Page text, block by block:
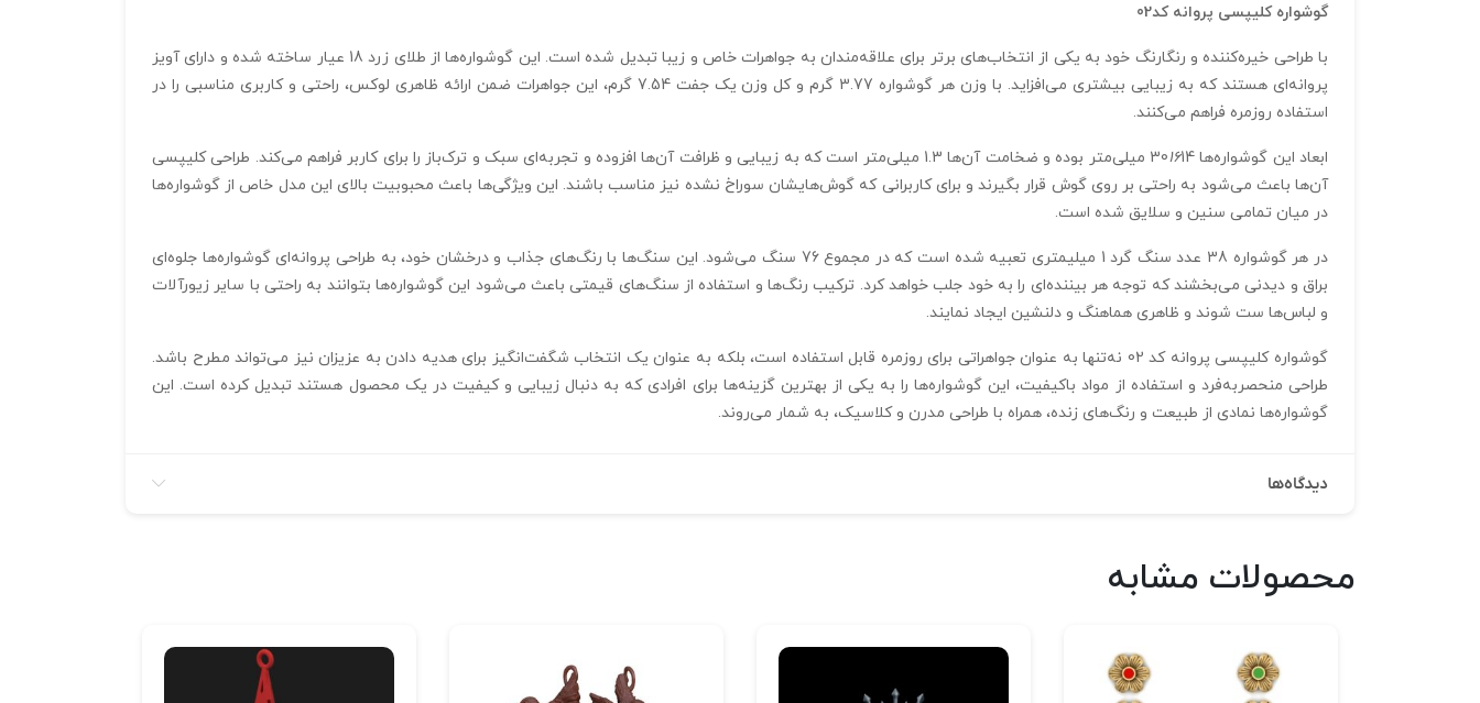
گوشواره کلیپسی پروانه کد02
با طراحی خیره‌کننده و رنگارنگ خود به یکی از انتخاب‌های برتر برای علاقه‌مندان به جواهرات خاص و زیبا تبدیل شده است. این گوشواره‌ها از طلای زرد 18 عیار ساخته شده و دارای آویز
پروانه‌ای هستند که به زیبایی بیشتری می‌افزاید. با وزن هر گوشواره 3.77 گرم و کل وزن یک جفت 7.54 گرم، این جواهرات ضمن ارائه ظاهری لوکس، راحتی و کاربری مناسبی را در
استفاده روزمره فراهم می‌کنند.
ابعاد این گوشواره‌ها 30 16
14 میلی‌متر بوده و ضخامت آن‌ها 1.3 میلی‌متر است که به زیبایی و ظرافت آن‌ها افزوده و تجربه‌ای سبک و ترک‌باز را برای کاربر فراهم می‌کند. طراحی کلیپسی
آن‌ها باعث می‌شود به راحتی بر روی گوش قرار بگیرند و برای کاربرانی که گوش‌هایشان سوراخ نشده نیز مناسب باشند. این ویژگی‌ها باعث محبوبیت بالای این مدل خاص از گوشواره‌ها
در میان تمامی سنین و سلایق شده است.
در هر گوشواره 38 عدد سنگ گرد 1 میلیمتری تعبیه شده است که در مجموع 76 سنگ می‌شود. این سنگ‌ها با رنگ‌های جذاب و درخشان خود، به طراحی پروانه‌ای گوشواره‌ها جلوه‌ای
براق و دیدنی می‌بخشند که توجه هر بیننده‌ای را به خود جلب خواهد کرد. ترکیب رنگ‌ها و استفاده از سنگ‌های قیمتی باعث می‌شود این گوشواره‌ها بتوانند به راحتی با سایر زیورآلات
و لباس‌ها ست شوند و ظاهری هماهنگ و دلنشین ایجاد نمایند.
گوشواره کلیپسی پروانه کد 02 نه‌تنها به عنوان جواهراتی برای روزمره قابل استفاده است، بلکه به عنوان یک انتخاب شگفت‌انگیز برای هدیه دادن به عزیزان نیز می‌تواند مطرح باشد.
طراحی منحصربه‌فرد و استفاده از مواد باکیفیت، این گوشواره‌ها را به یکی از بهترین گزینه‌ها برای افرادی که به دنبال زیبایی و کیفیت در یک محصول هستند تبدیل کرده است. این
گوشواره‌ها نمادی از طبیعت و رنگ‌های زنده، همراه با طراحی مدرن و کلاسیک، به شمار می‌روند.
دیدگاه‌ها
محصولات مشابه